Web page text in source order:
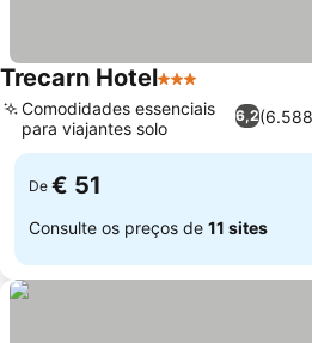
Trecarn Hotel3 Estrelas
6,2
Comodidades essenciais
para viajantes solo
De € 51
Consulte os preços de 11 sites